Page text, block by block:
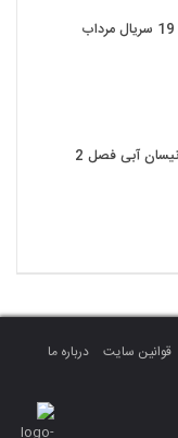
دانلود سریال نیسان آبی فصل 2
قوانین سایت
درباره ما